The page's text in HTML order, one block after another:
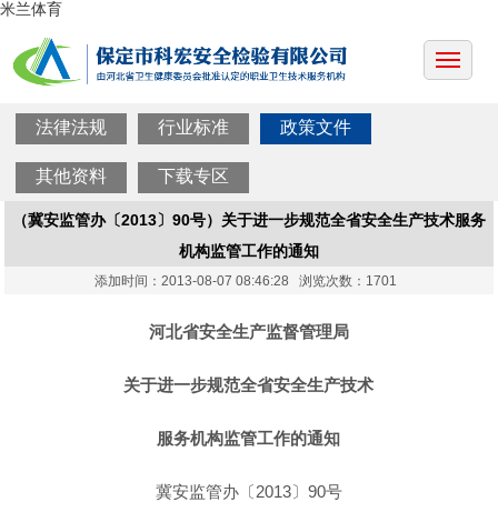
米兰体育
法律法规 行业标准 政策文件
其他资料 下载专区
（冀安监管办〔2013〕90号）关于进一步规范全省安全生产技术服务
机构监管工作的通知
添加时间：2013-08-07 08:46:28 浏览次数：1701
河北省安全生产监督管理局
关于进一步规范全省安全生产技术
服务机构监管工作的通知
冀安监管办〔2013〕90号